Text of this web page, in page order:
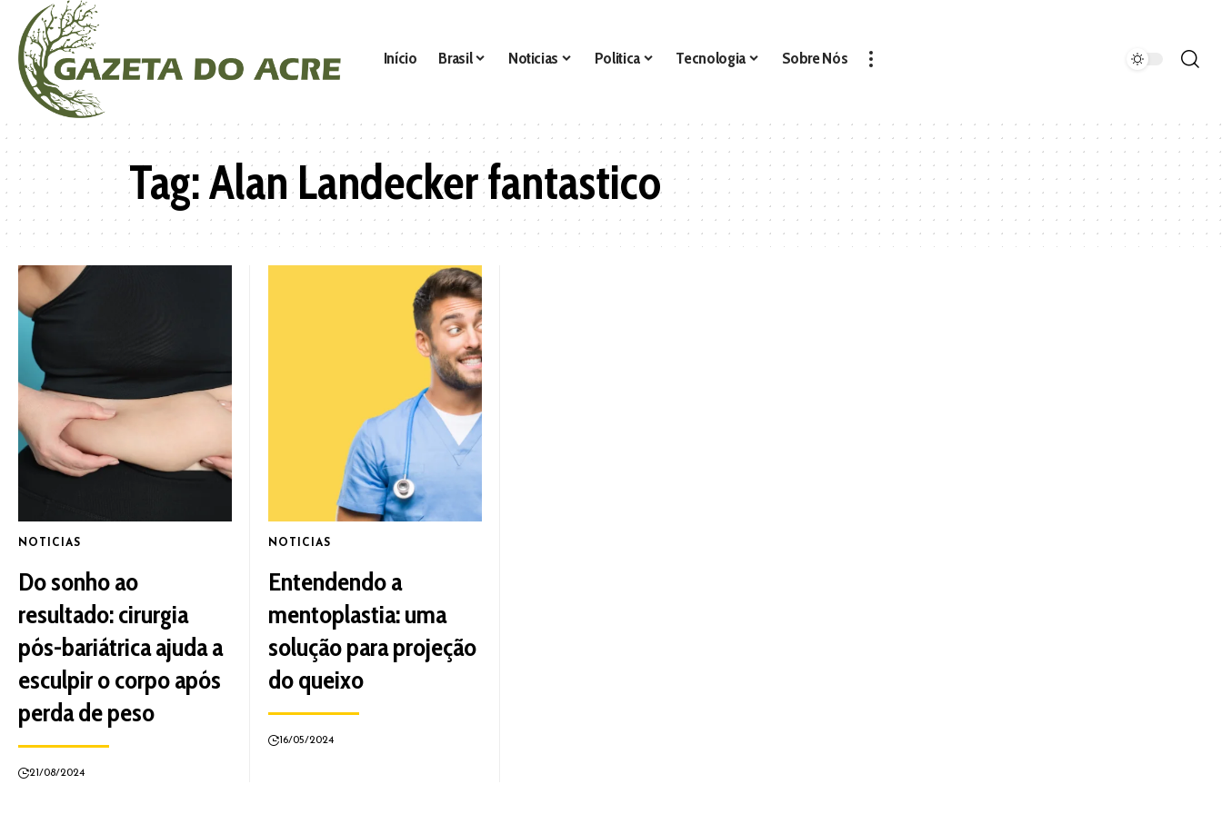
Início Brasil Noticias Politica Tecnologia Sobre Nós
Tag:Alan Landecker fantastico
NOTICIAS
Do sonho ao
resultado: cirurgia
pós-bariátrica ajuda a
esculpir o corpo após
perda de peso
21/08/2024
NOTICIAS
Entendendo a
mentoplastia: uma
solução para projeção
do queixo
16/05/2024